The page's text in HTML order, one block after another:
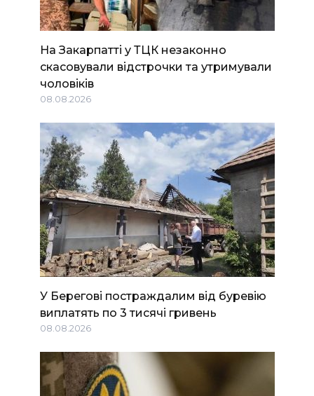
На Закарпатті у ТЦК незаконно
скасовували відстрочки та утримували
чоловіків
08.08.2026
У Берегові постраждалим від буревію
виплатять по 3 тисячі гривень
08.08.2026